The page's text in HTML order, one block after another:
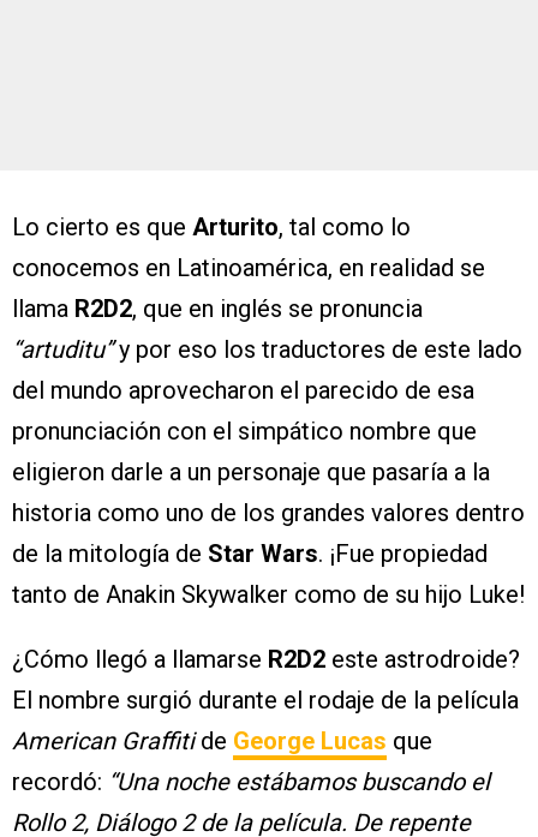
Lo cierto es que Arturito, tal como lo
conocemos en Latinoamérica, en realidad se
llama R2D2, que en inglés se pronuncia
“artuditu”y por eso los traductores de este lado
del mundo aprovecharon el parecido de esa
pronunciación con el simpático nombre que
eligieron darle a un personaje que pasaría a la
historia como uno de los grandes valores dentro
de la mitología de Star Wars. ¡Fue propiedad
tanto de Anakin Skywalker como de su hijo Luke!
¿Cómo llegó a llamarse R2D2 este astrodroide?
El nombre surgió durante el rodaje de la película
American Graffitide George Lucas que
recordó: “Una noche estábamos buscando el
Rollo 2, Diálogo 2 de la película. De repente